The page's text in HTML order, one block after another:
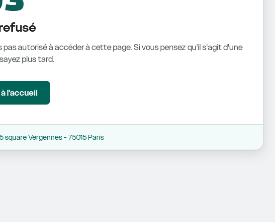
pas autorisé à accéder à cette page. Si vous pensez qu'il s'agit d'une
plus tard.
l'accueil
square Vergennes - 75015 Paris